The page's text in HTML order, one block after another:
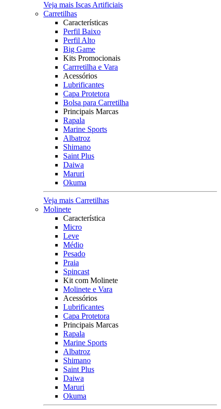
Veja mais Iscas Artificiais
Carretilhas
Características
Perfil Baixo
Perfil Alto
Big Game
Kits Promocionais
Carrretilha e Vara
Acessórios
Lubrificantes
Capa Protetora
Bolsa para Carretilha
Principais Marcas
Rapala
Marine Sports
Albatroz
Shimano
Saint Plus
Daiwa
Maruri
Okuma
Veja mais Carretilhas
Molinete
Característica
Micro
Leve
Médio
Pesado
Praia
Spincast
Kit com Molinete
Molinete e Vara
Acessórios
Lubrificantes
Capa Protetora
Principais Marcas
Rapala
Marine Sports
Albatroz
Shimano
Saint Plus
Daiwa
Maruri
Okuma